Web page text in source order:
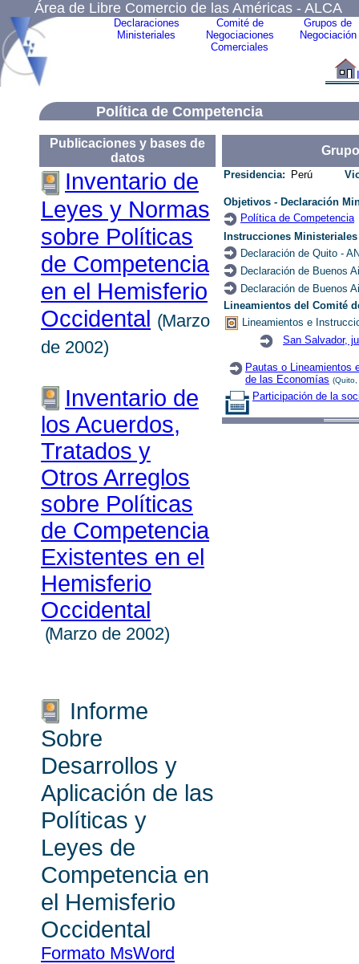
Área de Libre Comercio de las Américas - ALCA
Declaraciones
Ministeriales
Comité de
Negociaciones
Comerciales
Grupos de
Negociación
Política de Competencia
Publicaciones y bases de
datos
Inventario de
Leyes y Normas
sobre Políticas
de Competencia
en el Hemisferio
Occidental (Marzo
de 2002)
Inventario de
los Acuerdos,
Tratados y
Otros Arreglos
sobre Políticas
de Competencia
Existentes en el
Hemisferio
Occidental
(Marzo de 2002)
Informe
Sobre
Desarrollos y
Aplicación de las
Políticas y
Leyes de
Competencia en
el Hemisferio
Occidental
Formato MsWord
Presidencia: Perú
Objetivos - Declaración
Política de Competencia
Instrucciones Ministeriales
Declaración de Quito -
Declaración de Buenos
Declaración de Buenos
Lineamientos del Comité
Lineamientos e
San Salvador,
Pautas o Lineamientos
de las Economías
Participación de la